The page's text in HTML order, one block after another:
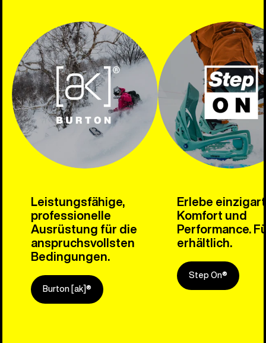
Leistungsfähige,
professionelle
Ausrüstung für die
anspruchsvollsten
Bedingungen.
Burton [ak]®
Erlebe
Komfort und
Performance.
erhältlich.
Step On®